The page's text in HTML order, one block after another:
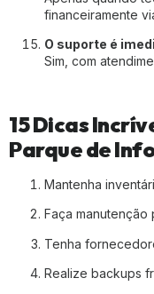
financeiramente
O suporte é
Sim, com
15 Dicas
Parque de
Mantenha
Faça manutenção
Tenha
Realize backups